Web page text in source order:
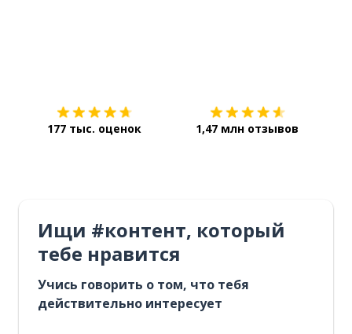
177 тыс. оценок 1,47 млн отзывов
Ищи #контент, который
тебе нравится
Учись говорить о том, что тебя
действительно интересует